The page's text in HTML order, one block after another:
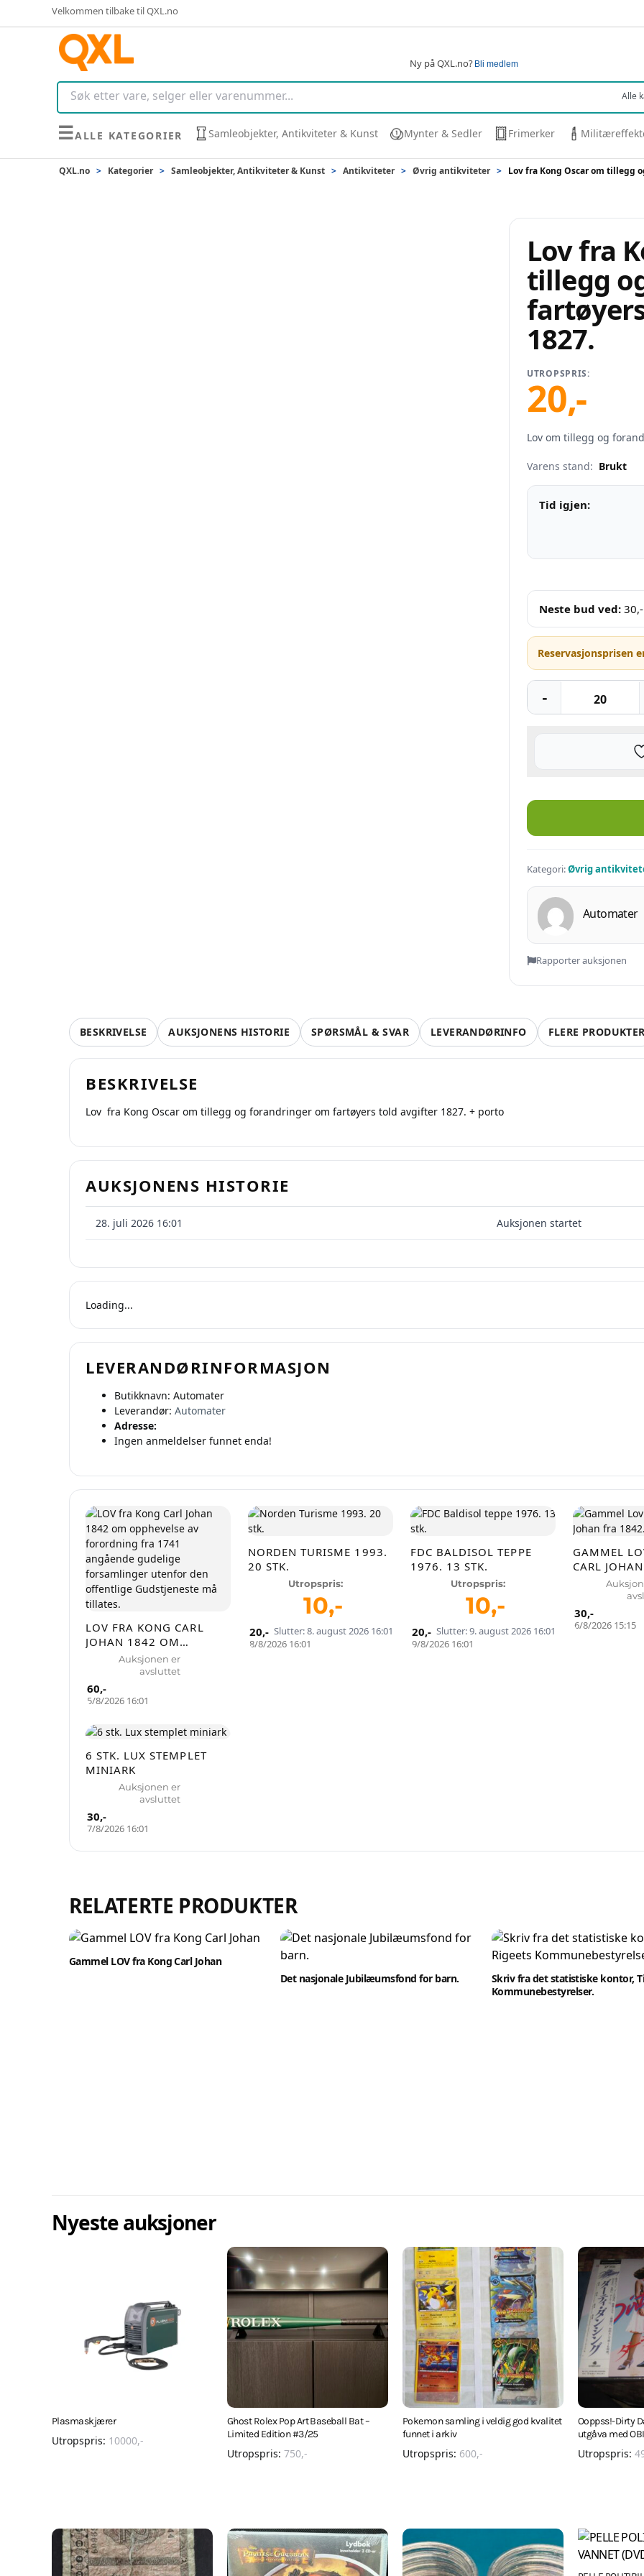
Velkommen tilbake til QXL.no
Ny på QXL.no? Bli medlem
☰ALLE KATEGORIER Samleobjekter, Antikviteter & Kunst Mynter & Sedler Frimerker
QXL.no > Kategorier > Samleobjekter, Antikviteter & Kunst > Antikviteter > Øvrig antikviteter > Lov fra Kong Oscar om tillegg
Lov fra
tillegg
1827.
UTROPSPRIS:
20,-
Lov om tillegg og
Varens stand: Brukt
Tid igjen:
Neste bud ved: 30,-
Reservasjonsprisen
Lov fra Kong Oscar om
Kategori:Øvrig
Automater
Rapporter auksjonen
BESKRIVELSE AUKSJONENS HISTORIE SPØRSMÅL & SVAR LEVERANDØRINFO FLERE
BESKRIVELSE
Lov fra Kong Oscar om tillegg og forandringer om fartøyers told avgifter 1827. + porto
AUKSJONENS HISTORIE
28. juli 2026 16:01 Auksjonen startet
Loading...
LEVERANDØRINFORMASJON
Butikknavn: Automater
Leverandør: Automater
Adresse:
Ingen anmeldelser funnet enda!
LOV FRA KONG CARL
JOHAN 1842 OM
OPPHEVELSE AV
FORORDNING FRA 1741
ANGÅENDE GUDELIGE
FORSAMLINGER
OFFENTLIGE
GUDSTJENESTE MÅ
TILLATES.
Auksjonen er
avsluttet
5/8/2026 16:01
60,-
Slutter: 8. august 2026 16:01
NORDEN TURISME 1993.
20 STK.
Utropspris:
10,-
8/8/2026 16:01
20,- Slutter: 9. august 2026 16:01
FDC BALDISOL TEPPE
1976. 13 STK.
Utropspris:
10,-
9/8/2026 16:01
20,-
GAMMEL
CARL
6/8/2026 15:15
30,-
6 STK. LUX STEMPLET
MINIARK
Auksjonen er
avsluttet
7/8/2026 16:01
30,-
RELATERTE PRODUKTER
Gammel LOV fra Kong Carl Johan
Det nasjonale Jubilæumsfond for barn.
Skriv fra det statistiske kontor,
Kommunebestyrelser.
Nyeste auksjoner
Plasmaskjærer
Utropspris: 10000,-
Ghost Rolex Pop Art Baseball Bat –
Limited Edition #3/25
Utropspris: 750,-
Pokemon samling i veldig god kvalitet
funnet i arkiv
Utropspris: 600,-
Ooppss!-Dirty
utgåva med OBI
Utropspris:
provisjon. Opprett konto, legg ut auksjoner og nå kjøpere
faktisk er interessert.
Registrer konto
ellerLogg inn
Opprett en konto på få sekunder og legg ut dine første auksjoner i dag. Ingen
Ingen provisjon. Bare ekte kjøpere.